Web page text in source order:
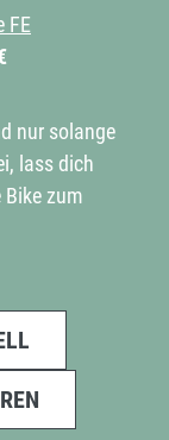
FE
nur solange
lass dich
Bike zum